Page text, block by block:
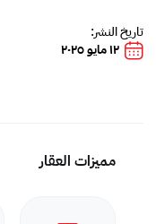
تاريخ النشر:
١٢ مايو ٢٠٢٥
مميزات العقار